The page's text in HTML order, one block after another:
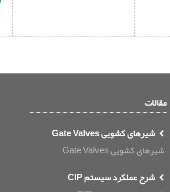
مقالات
شیرهای کشویی Gate Valves
شیرهای کشویی Gate Valves
شرح عملکرد سیستم CIP